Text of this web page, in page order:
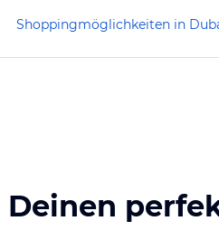
Shoppingmöglichkeiten in
Deinen